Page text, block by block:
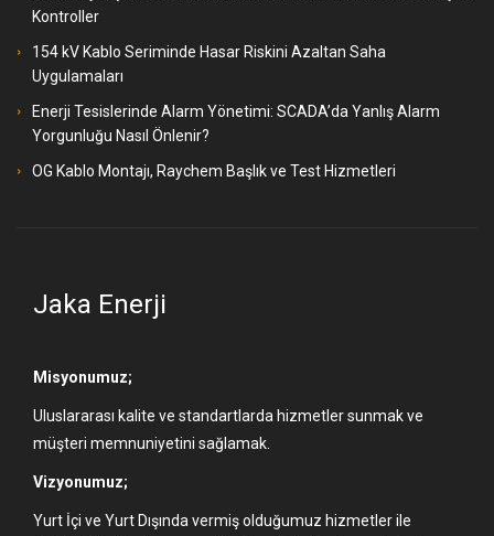
Kontroller
154 kV Kablo Seriminde Hasar Riskini Azaltan Saha
Uygulamaları
Enerji Tesislerinde Alarm Yönetimi: SCADA’da Yanlış Alarm
Yorgunluğu Nasıl Önlenir?
OG Kablo Montajı, Raychem Başlık ve Test Hizmetleri
Jaka Enerji
Misyonumuz;
Uluslararası kalite ve standartlarda hizmetler sunmak ve
müşteri memnuniyetini sağlamak.
Vizyonumuz;
Yurt İçi ve Yurt Dışında vermiş olduğumuz hizmetler ile